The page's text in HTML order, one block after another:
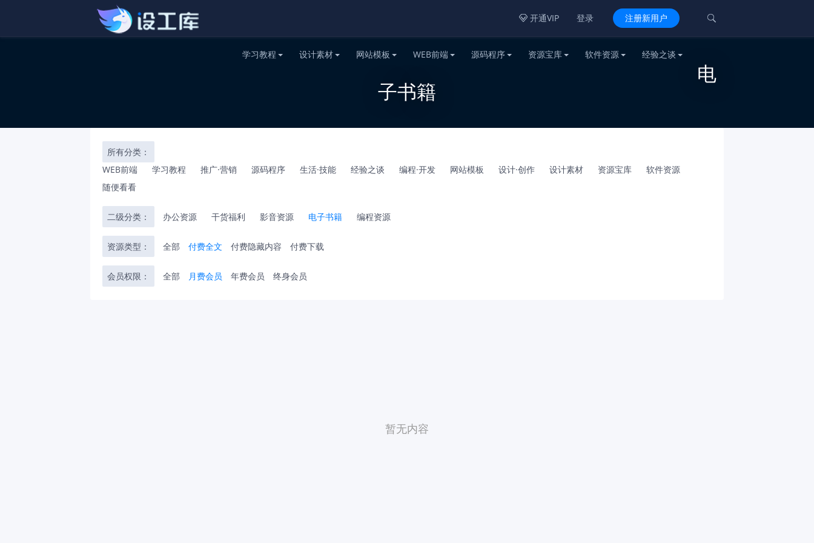
 开通VIP 登录 注册新用户 
学习教程 设计素材 网站模板 WEB前端 源码程序 资源宝库 软件资源 经验之谈
电
子书籍
所有分类：
WEB前端
学习教程 推广·营销 源码程序 生活·技能 经验之谈 编程·开发 网站模板 设计·创作 设计素材 资源宝库
软件资源
随便看看
二级分类： 办公资源 干货福利 影音资源 电子书籍 编程资源
资源类型： 全部 付费全文 付费隐藏内容 付费下载
会员权限： 全部 月费会员 年费会员 终身会员
暂无内容